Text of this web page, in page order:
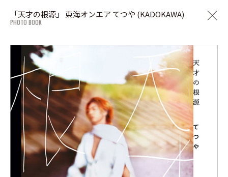
「天才の根源」 東海オンエア てつや (KADOKAWA)
PHOTO BOOK